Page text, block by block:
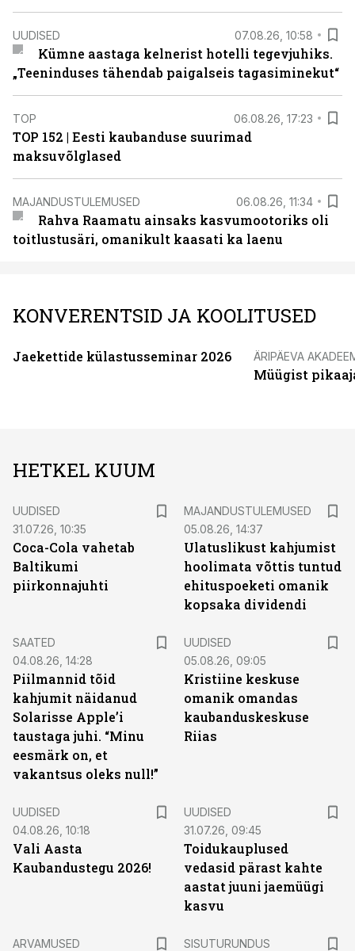
UUDISED 07.08.26, 10:58
Kümne aastaga kelnerist hotelli tegevjuhiks.
„Teeninduses tähendab paigalseis tagasiminekut“
TOP 06.08.26, 17:23
TOP 152 | Eesti kaubanduse suurimad
maksuvõlglased
MAJANDUSTULEMUSED 06.08.26, 11:34
Rahva Raamatu ainsaks kasvumootoriks oli
toitlustusäri, omanikult kaasati ka laenu
KONVERENTSID JA KOOLITUSED
Jaekettide külastusseminar 2026 ÄRIPÄEVA
Müügist
HETKEL KUUM
UUDISED
31.07.26, 10:35
Coca-Cola vahetab
Baltikumi
piirkonnajuhti
MAJANDUSTULEMUSED
05.08.26, 14:37
Ulatuslikust kahjumist
hoolimata võttis tuntud
ehituspoeketi omanik
kopsaka dividendi
SAATED
04.08.26, 14:28
Piilmannid tõid
kahjumit näidanud
Solarisse Apple’i
taustaga juhi. “Minu
eesmärk on, et
vakantsus oleks null!”
UUDISED
05.08.26, 09:05
Kristiine keskuse
omanik omandas
kaubanduskeskuse
Riias
UUDISED
04.08.26, 10:18
Vali Aasta
Kaubandustegu 2026!
UUDISED
31.07.26, 09:45
Toidukauplused
vedasid pärast kahte
aastat juuni jaemüügi
kasvu
ARVAMUSED
SISUTURUNDUS